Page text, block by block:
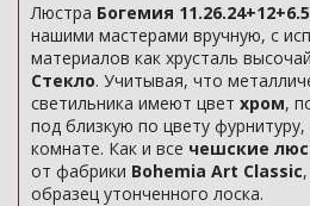
Люстра Богемия
нашими мастерами вручную, с
материалов как хрусталь
Стекло. Учитывая, что
светильника имеют цвет хром,
под близкую по цвету
комнате. Как и все чешские
от фабрики Bohemia Art Classic
образец утонченного лоска.